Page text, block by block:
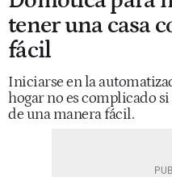
tener una casa
fácil
Iniciarse en la
hogar no es complicado
de una manera fácil.